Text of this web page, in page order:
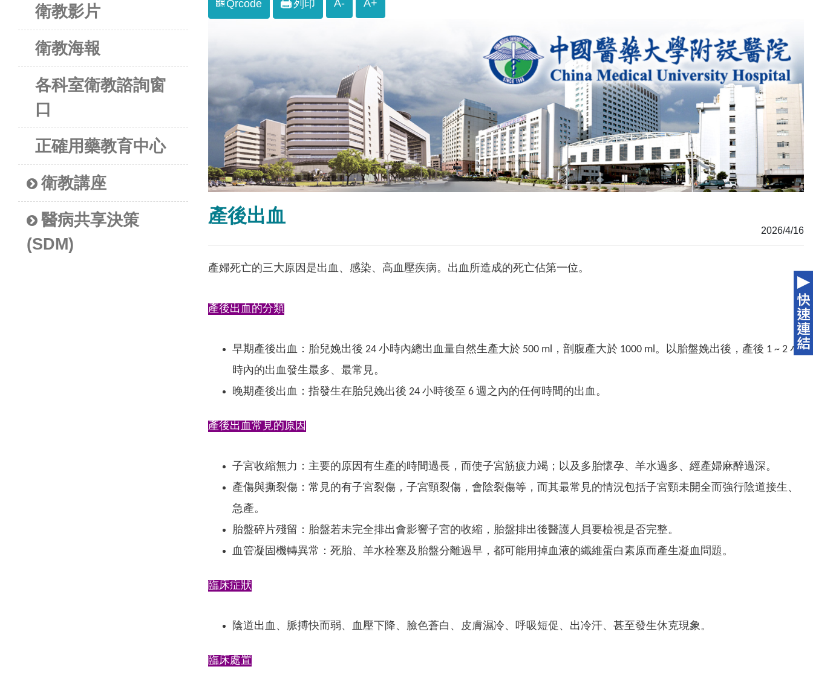
衛教影片
衛教海報
各科室衛教諮詢窗
口
正確用藥教育中心
衛教講座
醫病共享決策
(SDM)
Qrcode 列印 A- A+
產後出血
2026/4/16
產婦死亡的三大原因是出血、感染、高血壓疾病。出血所造成的死亡佔第一位。
產後出血的分類
早期產後出血：胎兒娩出後 24 小時內總出血量自然生產大於 500 ml，剖腹產大於 1000 ml。以胎盤娩出後，產後 1 ~ 2 小
時內的出血發生最多、最常見。
晚期產後出血：指發生在胎兒娩出後 24 小時後至 6 週之內的任何時間的出血。
產後出血常見的原因
子宮收縮無力：主要的原因有生產的時間過長，而使子宮筋疲力竭；以及多胎懷孕、羊水過多、經產婦麻醉過深。
產傷與撕裂傷：常見的有子宮裂傷，子宮頸裂傷，會陰裂傷等，而其最常見的情況包括子宮頸未開全而強行陰道接生、
急產。
胎盤碎片殘留：胎盤若未完全排出會影響子宮的收縮，胎盤排出後醫護人員要檢視是否完整。
血管凝固機轉異常：死胎、羊水栓塞及胎盤分離過早，都可能用掉血液的纖維蛋白素原而產生凝血問題。
臨床症狀
陰道出血、脈搏快而弱、血壓下降、臉色蒼白、皮膚濕冷、呼吸短促、出冷汗、甚至發生休克現象。
臨床處置